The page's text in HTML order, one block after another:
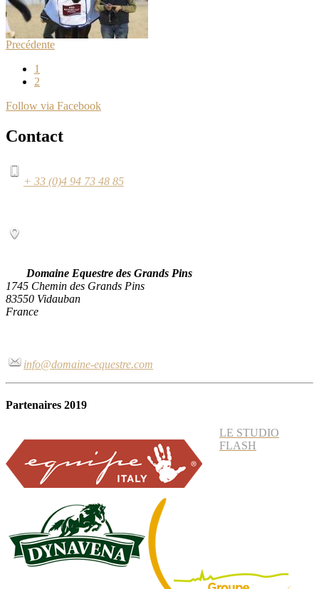
Precédente
1
2
Follow via Facebook
Contact
+ 33 (0)4 94 73 48 85
Domaine Equestre des Grands Pins
1745 Chemin des Grands Pins
83550 Vidauban
France
info@domaine-equestre.com
Partenaires 2019
LE STUDIO
FLASH